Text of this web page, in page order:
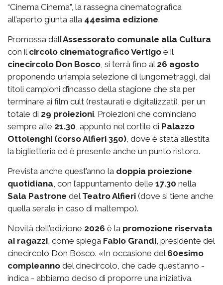
“Cinema Cinema”, la rassegna cinematografica
all’aperto giunta alla 44esima edizione.
Promossa dall’Assessorato comunale alla Cultura
con il circolo cinematografico Vertigo e il
cinecircolo Don Bosco, si terrà fino al 26 agosto
proponendo un’ampia selezione di lungometraggi, dai
titoli campioni d’incasso della stagione che sta per
terminare ai film cult (restaurati e digitalizzati), per un
totale di 29 proiezioni. Proiezioni che cominciano
sempre alle 21.30, appunto nel cortile di Palazzo
Ottolenghi (corso Alfieri 350), dove è stata allestita
la biglietteria ed è presente anche un punto ristoro.
Prevista anche quest’anno la doppia proiezione
quotidiana, con l’appuntamento delle 17.30 nella
Sala Pastrone del Teatro Alfieri (dove si tiene anche
quella serale in caso di maltempo).
Novità dell’edizione 2026 è la promozione riservata
ai ragazzi, come spiega Fabio Grandi, presidente del
cinecircolo Don Bosco. «In occasione del 60esimo
compleanno del cinecircolo, che cade quest’anno -
indica - abbiamo deciso di proporre una iniziativa.